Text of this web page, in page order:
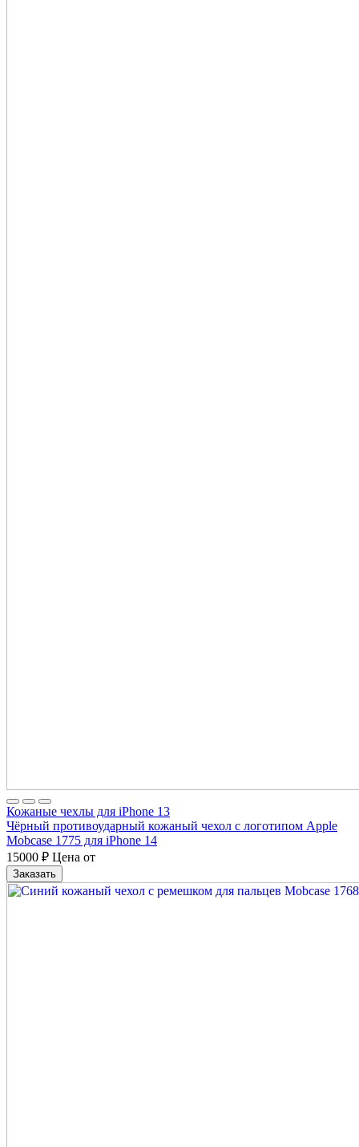
Кожаные чехлы для iPhone 13
Чёрный противоударный кожаный чехол с логотипом Apple
Mobcase 1775 для iPhone 14
15000 ₽ Цена от
Заказать